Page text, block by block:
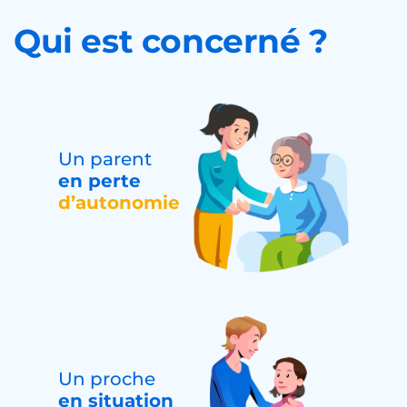
Qui est concerné ?
Un parent
en perte
d’autonomie
Un proche
en situation